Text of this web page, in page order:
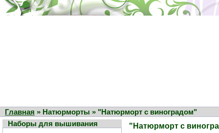
Главная » Натюрморты » "Натюрморт с виноградом"
Наборы для вышивания
"Натюрморт с